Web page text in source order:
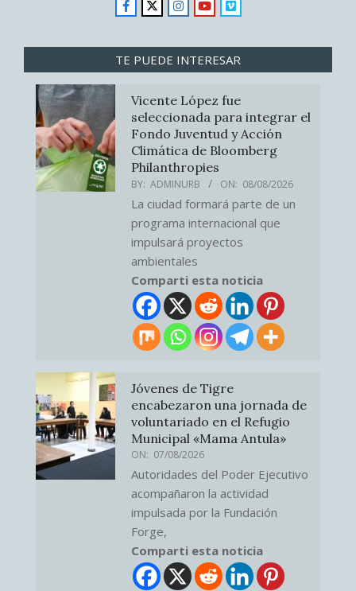
TE PUEDE INTERESAR
Vicente López fue
seleccionada para integrar el
Fondo Juventud y Acción
Climática de Bloomberg
Philanthropies
BY: ADMINURB ON: 08/08/2026
La ciudad formará parte de un
programa internacional que
impulsará proyectos
ambientales
Comparti esta noticia
Jóvenes de Tigre
encabezaron una jornada de
voluntariado en el Refugio
Municipal «Mama Antula»
ON: 07/08/2026
Autoridades del Poder Ejecutivo
acompañaron la actividad
impulsada por la Fundación
Forge,
Comparti esta noticia